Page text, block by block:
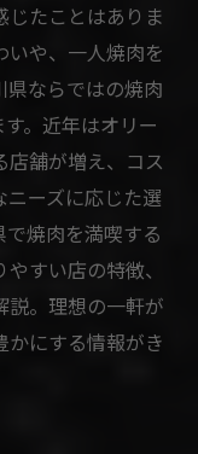
たことはありま
や、一人焼肉を
ならではの焼肉
。近年はオリー
店舗が増え、コス
ーズに応じた選
焼肉を満喫する
すい店の特徴、
説。理想の一軒が
かにする情報がき